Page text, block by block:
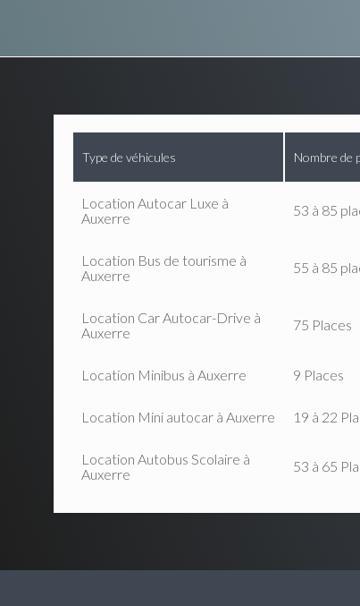
Type de véhicules Nombre de
Location Autocar Luxe à
Auxerre
53 à 85
Location Bus de tourisme à
Auxerre
55 à 85
Location Car Autocar-Drive à
Auxerre
75 Places
Location Minibus à Auxerre 9 Places
Location Mini autocar à Auxerre 19 à 22
Location Autobus Scolaire à
Auxerre
53 à 65